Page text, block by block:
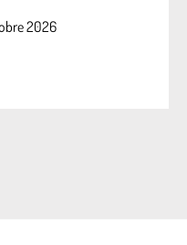
2026